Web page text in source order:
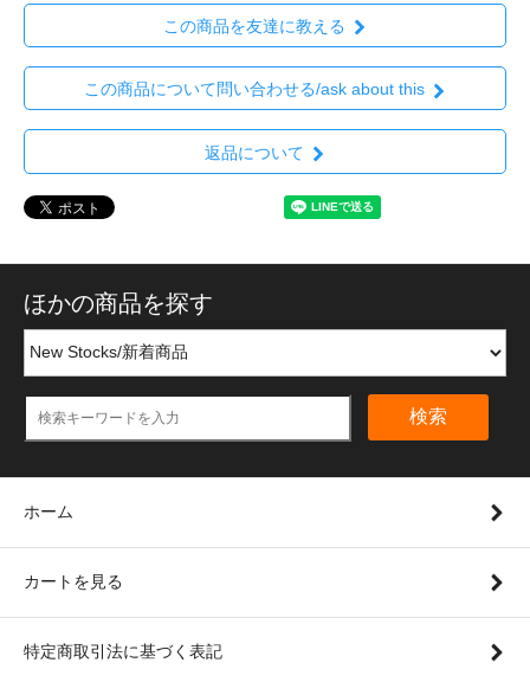
この商品を友達に教える
この商品について問い合わせる/ask about this
返品について
ほかの商品を探す
検索
ホーム
カートを見る
特定商取引法に基づく表記